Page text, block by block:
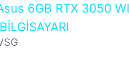
6GB RTX 3050